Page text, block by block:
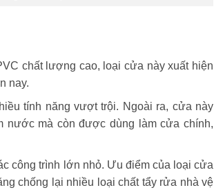
chất lượng cao, loại cửa này xuất hiện
nay.
tính năng vượt trội. Ngoài ra, cửa này
nước mà còn được dùng làm cửa chính,
công trình lớn nhỏ. Ưu điểm của loại cửa
chống lại nhiều loại chất tẩy rửa nhà vệ